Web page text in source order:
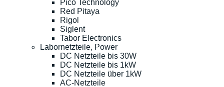
Pico Technology
Red Pitaya
Rigol
Siglent
Tabor Electronics
Labornetzteile, Power
DC Netzteile bis 30W
DC Netzteile bis 1kW
DC Netzteile über 1kW
AC-Netzteile